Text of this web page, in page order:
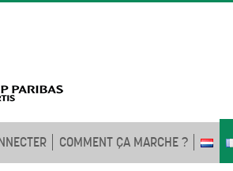
COMMENT ÇA MARCHE ?